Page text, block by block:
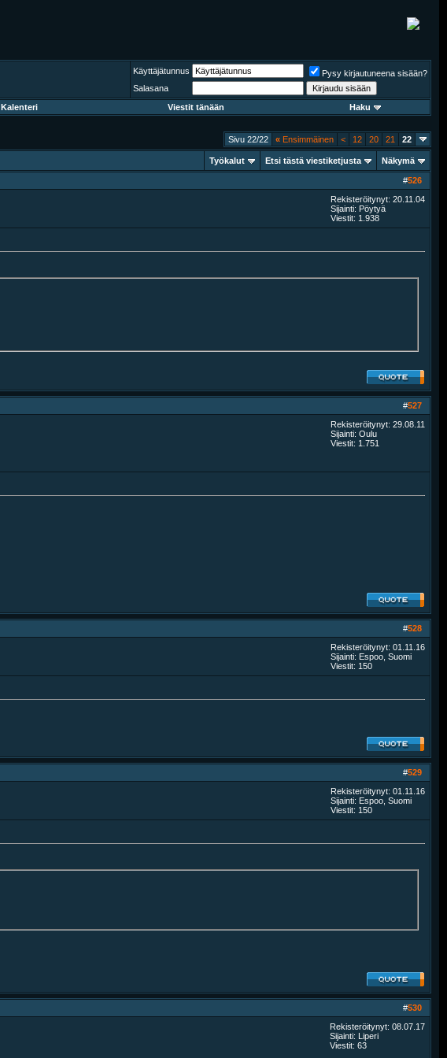
Käyttäjätunnus
Pysy kirjautuneena sisään?
Salasana
Kalenteri Viestit tänään Haku
Sivu 22/22 « Ensimmäinen < 12 20 21 22
Työkalut Etsi tästä viestiketjusta Näkymä
#526
Rekisteröitynyt: 20.11.04
Sijainti: Pöytyä
Viestit: 1.938
#527
Rekisteröitynyt: 29.08.11
Sijainti: Oulu
Viestit: 1.751
#528
Rekisteröitynyt: 01.11.16
Sijainti: Espoo, Suomi
Viestit: 150
#529
Rekisteröitynyt: 01.11.16
Sijainti: Espoo, Suomi
Viestit: 150
#530
Rekisteröitynyt: 08.07.17
Sijainti: Liperi
Viestit: 63